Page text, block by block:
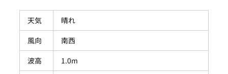
天気
晴れ
風向
南西
波高
1.0m